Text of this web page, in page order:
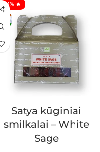
🔥 -11% 🔥
Satya kūginiai
smilkalai – White
Sage